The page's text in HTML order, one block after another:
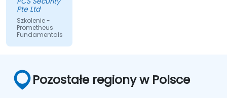
Pte Ltd
Szkolenie -
Prometheus
Fundamentals
inteligencję
Pozostałe regiony w Polsce